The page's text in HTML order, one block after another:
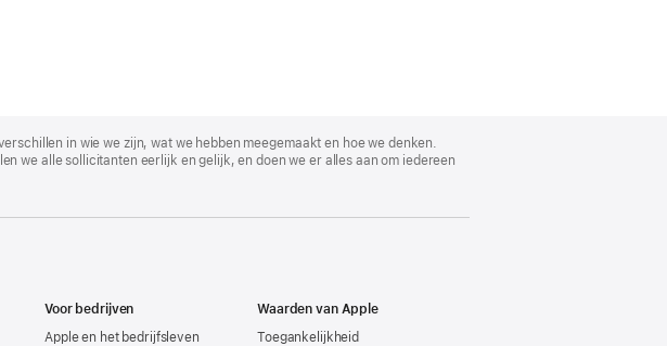
in wie we zijn, wat we hebben meegemaakt en hoe we denken.
we alle sollicitanten eerlijk en gelijk, en doen we er alles aan om iedereen
Voor bedrijven
Apple en het bedrijfsleven
Waarden van Apple
Toegankelijkheid